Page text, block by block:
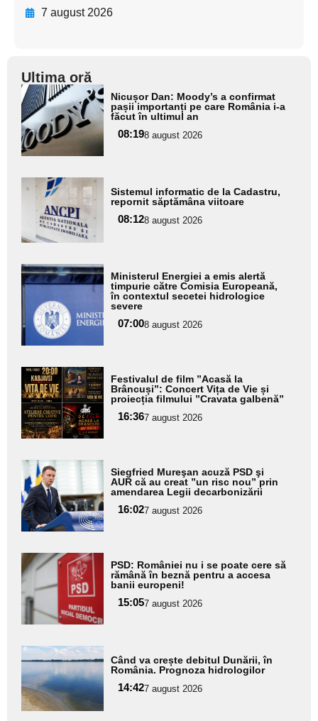
7 august 2026
Ultima oră
Adaugă
aici textul
pentru
subtitlu
Nicușor Dan: Moody’s a confirmat
pașii importanți pe care România i-a
făcut în ultimul an
08:198 august 2026
Adaugă
aici textul
pentru
subtitlu
Sistemul informatic de la Cadastru,
repornit săptămâna viitoare
08:128 august 2026
Adaugă
aici textul
pentru
subtitlu
Ministerul Energiei a emis alertă
timpurie către Comisia Europeană,
în contextul secetei hidrologice
severe
07:008 august 2026
Adaugă
aici textul
pentru
subtitlu
Festivalul de film ”Acasă la
Brâncuși”: Concert Vița de Vie și
proiecția filmului ”Cravata galbenă”
16:367 august 2026
Adaugă
aici textul
pentru
subtitlu
Siegfried Mureşan acuză PSD şi
AUR că au creat ”un risc nou” prin
amendarea Legii decarbonizării
16:027 august 2026
Adaugă
aici textul
pentru
subtitlu
PSD: României nu i se poate cere să
rămână în beznă pentru a accesa
banii europeni!
15:057 august 2026
Adaugă
aici textul
pentru
subtitlu
Când va crește debitul Dunării, în
România. Prognoza hidrologilor
14:427 august 2026